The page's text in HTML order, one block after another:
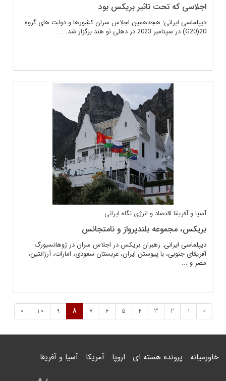
اجلاسی که تحت تاثیر بریکس بود
دیپلماسی ایرانی: هجدهمین اجلاس سران کشورها و دولت های گروه
20(G20) در سپتامبر 2023 در دهلی نو هند برگزار شد. ...
آسیا و آفریقا اقتصاد و انرژی نگاه ایرانی
بریکس، مجموعه بلندپرواز و نامتجانس
دیپلماسی ایرانی: رهبران بریکس در اجلاس سران در ژوهانسبورگ
آفریقای جنوبی، با پیوستن ایران، عربستان سعودی، امارات، آرژانتین،‌
مصر و ...
«
1
2
3
4
5
6
7
8
9
10
»
خاورمیانه پرونده هسته ای اروپا آمریکا آسیا و آفریقا